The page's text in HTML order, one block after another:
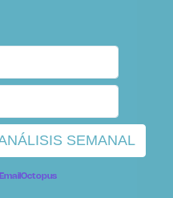
EmailOctopus